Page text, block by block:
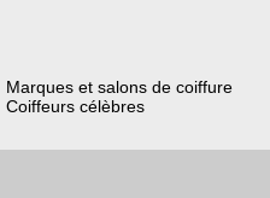
Marques et salons de coiffure
Coiffeurs célèbres